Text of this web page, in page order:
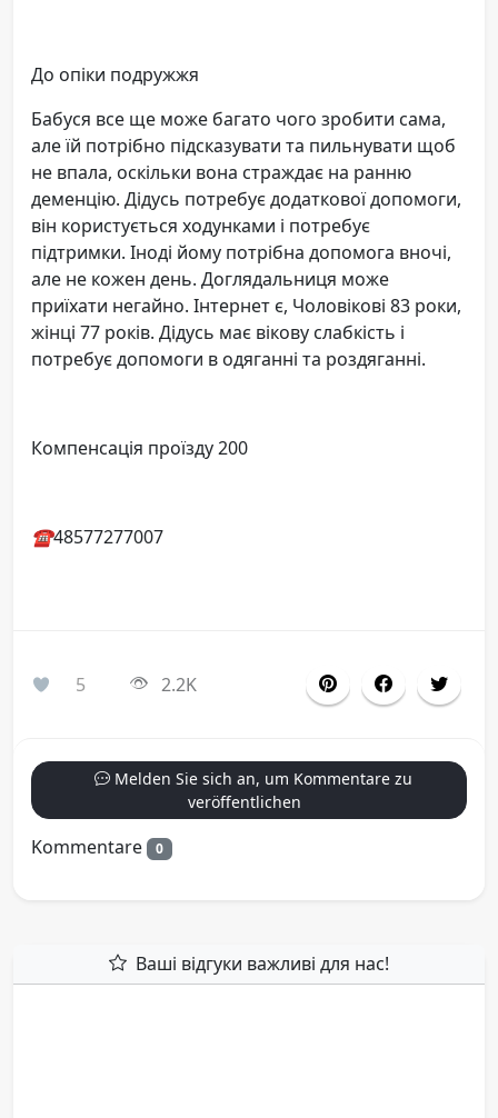
До опіки подружжя
Бабуся все ще може багато чого зробити сама,
але їй потрібно підсказувати та пильнувати щоб
не впала, оскільки вона страждає на ранню
деменцію. Дідусь потребує додаткової допомоги,
він користується ходунками і потребує
підтримки. Іноді йому потрібна допомога вночі,
але не кожен день. Доглядальниця може
приїхати негайно. Інтернет є, Чоловікові 83 роки,
жінці 77 років. Дідусь має вікову слабкість і
потребує допомоги в одяганні та роздяганні.
Компенсація проїзду 200
☎️48577277007
5 2.2K
Melden Sie sich an, um Kommentare zu
veröffentlichen
Kommentare 0
Ваші відгуки важливі для нас!